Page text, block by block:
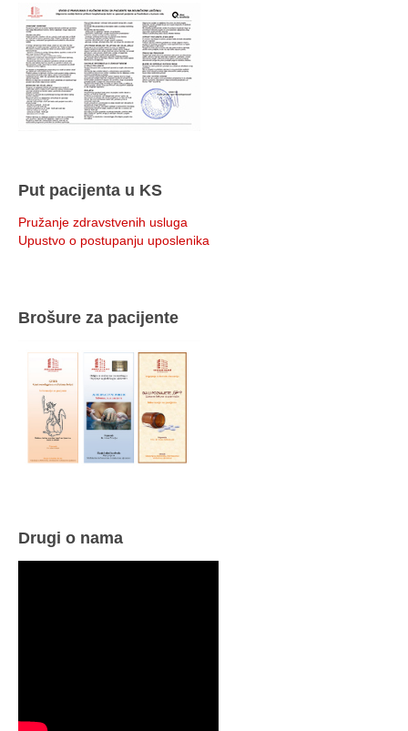
Put pacijenta u KS
Pružanje zdravstvenih usluga
Upustvo o postupanju uposlenika
Brošure za pacijente
Drugi o nama